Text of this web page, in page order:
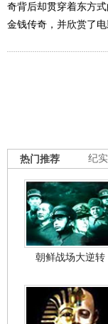
奇背后却贯穿着东方
金钱传奇，并欣赏了
纪
热门推荐
朝鲜战场大逆转